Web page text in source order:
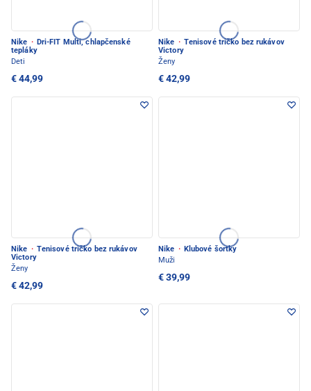
Nike · Dri-FIT Multi, chlapčenské
tepláky
Deti
€ 44,99
Nike · Tenisové tričko bez rukávov
Victory
Ženy
€ 42,99
Nike · Tenisové tričko bez rukávov
Victory
Ženy
€ 42,99
Nike · Klubové šortky
Muži
€ 39,99